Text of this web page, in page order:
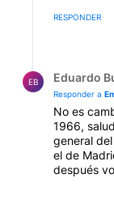
RESPONDER
EB Eduardo
Responder a
No es
1966,
general
el de
después